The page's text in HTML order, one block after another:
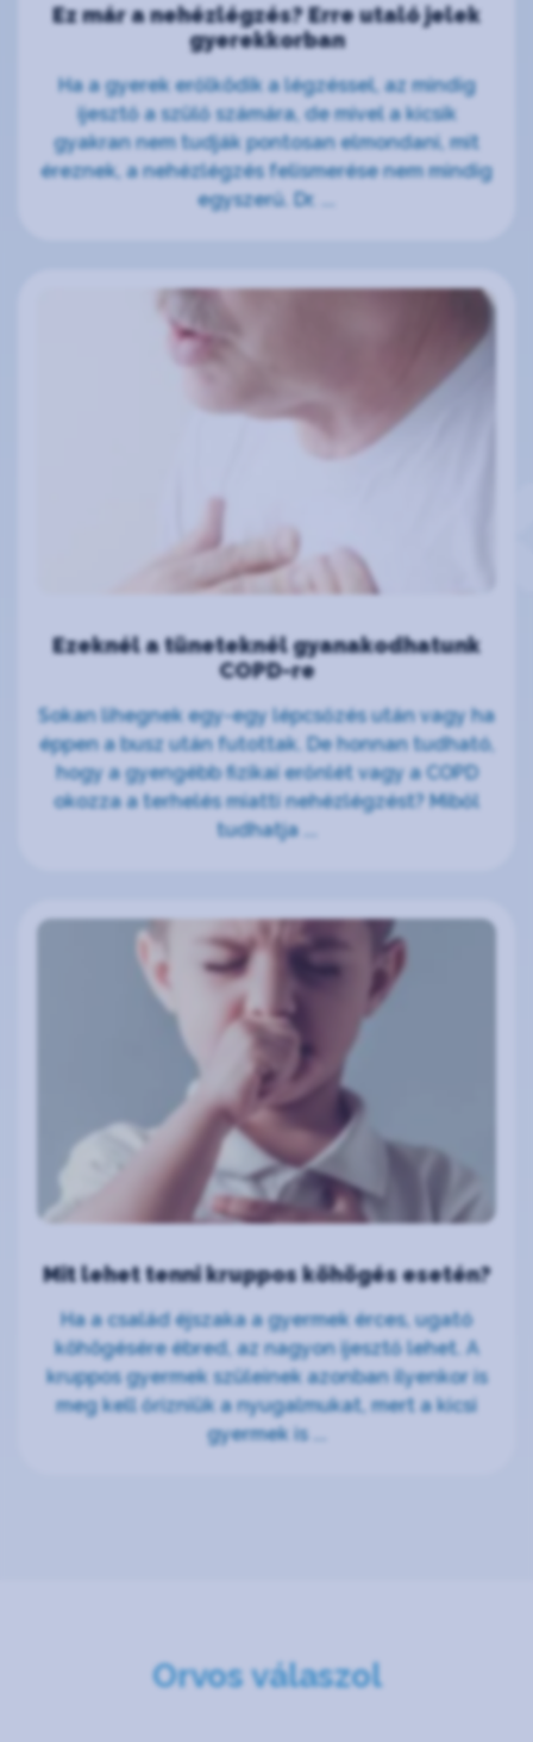
Ez már a nehézlégzés? Erre utaló jelek
gyerekkorban
Ha a gyerek erőlködik a légzéssel, az mindig
ijesztő a szülő számára, de mivel a kicsik
gyakran nem tudják pontosan elmondani, mit
éreznek, a nehézlégzés felismerése nem mindig
egyszerű. Dr. ...
Ezeknél a tüneteknél gyanakodhatunk
COPD-re
Sokan lihegnek egy-egy lépcsőzés után vagy ha
éppen a busz után futottak. De honnan tudható,
hogy a gyengébb fizikai erőnlét vagy a COPD
okozza a terhelés miatti nehézlégzést? Miből
tudhatja ...
Mit lehet tenni kruppos köhögés esetén?
Ha a család éjszaka a gyermek érces, ugató
köhögésére ébred, az nagyon ijesztő lehet. A
kruppos gyermek szüleinek azonban ilyenkor is
meg kell őrizniük a nyugalmukat, mert a kicsi
gyermek is ...
Orvos válaszol